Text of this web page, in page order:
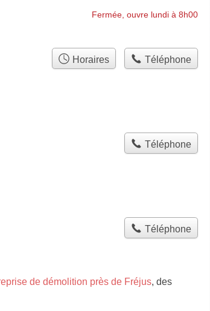
Fermée, ouvre lundi à 8h00
Horaires Téléphone
Téléphone
Téléphone
de démolition près de Fréjus, des